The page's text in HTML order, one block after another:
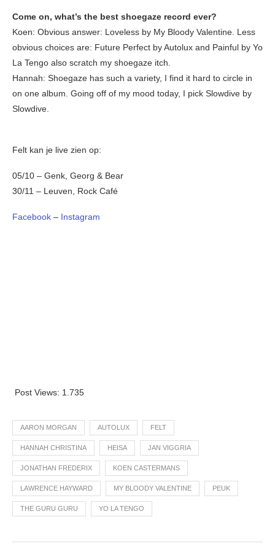
Come on, what’s the best shoegaze record ever?
Koen: Obvious answer: Loveless by My Bloody Valentine. Less
obvious choices are: Future Perfect by Autolux and Painful by Yo
La Tengo also scratch my shoegaze itch.
Hannah: Shoegaze has such a variety, I find it hard to circle in
on one album. Going off of my mood today, I pick Slowdive by
Slowdive.
Felt kan je live zien op:
05/10 – Genk, Georg & Bear
30/11 – Leuven, Rock Café
Facebook – Instagram
Post Views: 1.735
AARON MORGAN AUTOLUX FELT
HANNAH CHRISTINA HEISA JAN VIGGRIA
JONATHAN FREDERIX KOEN CASTERMANS
LAWRENCE HAYWARD MY BLOODY VALENTINE PEUK
THE GURU GURU YO LA TENGO